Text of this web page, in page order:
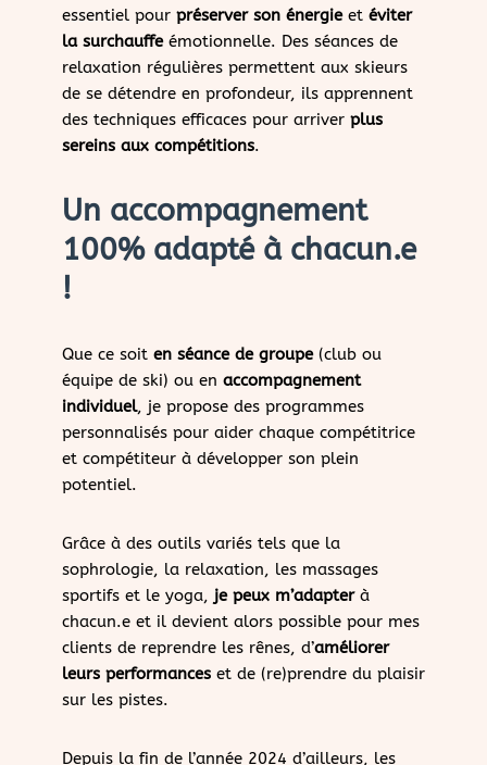
essentiel pourpréserver son énergieet éviter
la surchauffe émotionnelle. Des séances de
relaxation régulières permettent aux skieurs
de se détendre en profondeur, ils apprennent
des techniques efficaces pour arriver plus
sereins aux compétitions.
Un accompagnement
100% adapté à chacun.e
!
Que ce soit en séance de groupe(club ou
équipe de ski) ou en accompagnement
individuel, je propose des programmes
personnalisés pour aider chaque compétitrice
et compétiteur à développer son plein
potentiel.
Grâce à des outils variés tels que la
sophrologie, la relaxation, les massages
sportifs et le yoga, je peux m’adapterà
chacun.e et il devient alors possible pour mes
clients de reprendre les rênes, d’améliorer
leurs performanceset de (re)prendre du plaisir
sur les pistes.
Depuis la fin de l’année 2024 d’ailleurs, les